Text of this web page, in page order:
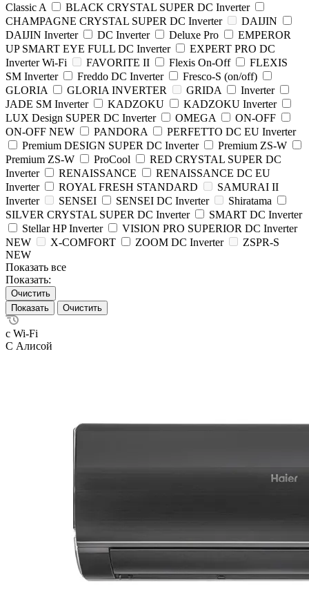
Classic A
BLACK CRYSTAL SUPER DC Inverter
CHAMPAGNE CRYSTAL SUPER DC Inverter
DAIJIN
DAIJIN Inverter
DC Inverter Deluxe Pro
EMPEROR
UP SMART EYE FULL DC Inverter
EXPERT PRO DC
Inverter Wi-Fi
FAVORITE II Flexis On-Off
FLEXIS
SM Inverter
Freddo DC Inverter
Fresco-S (on/off)
GLORIA
GLORIA INVERTER GRIDA
Inverter
JADE SM Inverter
KADZOKU
KADZOKU Inverter
LUX Design SUPER DC Inverter
OMEGA
ON-OFF
ON-OFF NEW
PANDORA
PERFETTO DC EU Inverter
Premium DESIGN SUPER DC Inverter
Premium ZS-W
Premium ZS-W
ProCool
RED CRYSTAL SUPER DC
Inverter
RENAISSANCE
RENAISSANCE DC EU
Inverter
ROYAL FRESH STANDARD
SAMURAI II
Inverter
SENSEI SENSEI DC Inverter
Shiratama
SILVER CRYSTAL SUPER DC Inverter
SMART DC Inverter
Stellar HP Inverter
VISION PRO SUPERIOR DC Inverter
NEW
X-COMFORT ZOOM DC Inverter
ZSPR-S
NEW
Показать все
Показать:
Очистить
Очистить
с Wi-Fi
С Алисой